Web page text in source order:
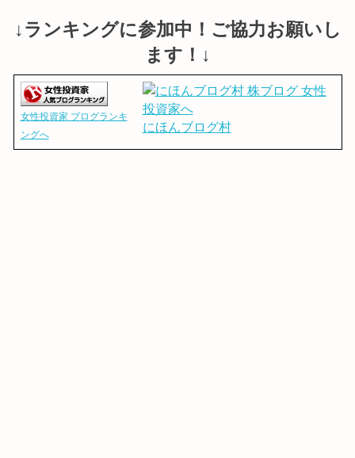
↓ランキングに参加中！ご協力お願いし
ます！↓
女性投資家 ブログランキ
ングへ
にほんブログ村